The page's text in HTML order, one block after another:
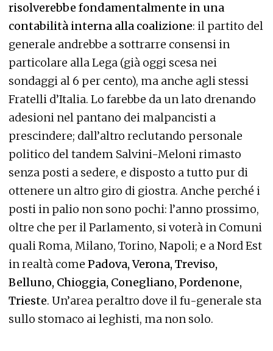
risolverebbe fondamentalmente in una
contabilità interna alla coalizione: il partito del
generale andrebbe a sottrarre consensi in
particolare alla Lega (già oggi scesa nei
sondaggi al 6 per cento), ma anche agli stessi
Fratelli d’Italia. Lo farebbe da un lato drenando
adesioni nel pantano dei malpancisti a
prescindere; dall’altro reclutando personale
politico del tandem Salvini-Meloni rimasto
senza posti a sedere, e disposto a tutto pur di
ottenere un altro giro di giostra. Anche perché i
posti in palio non sono pochi: l’anno prossimo,
oltre che per il Parlamento, si voterà in Comuni
quali Roma, Milano, Torino, Napoli; e a Nord Est
in realtà come Padova, Verona, Treviso,
Belluno, Chioggia, Conegliano, Pordenone,
Trieste. Un’area peraltro dove il fu-generale sta
sullo stomaco ai leghisti, ma non solo.